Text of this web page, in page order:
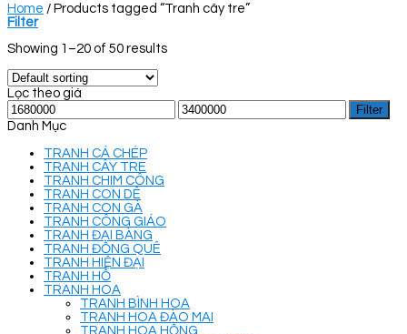
Home / Products tagged “Tranh cây tre”
Filter
Showing 1–20 of 50 results
Lọc theo giá
Filter
Danh Mục
TRANH CÁ CHÉP
TRANH CÂY TRE
TRANH CHIM CÔNG
TRANH CON DÊ
TRANH CON GÀ
TRANH CÔNG GIÁO
TRANH ĐẠI BÀNG
TRANH ĐỒNG QUÊ
TRANH HIỆN ĐẠI
TRANH HỔ
TRANH HOA
TRANH BÌNH HOA
TRANH HOA ĐÀO MAI
TRANH HOA HỒNG